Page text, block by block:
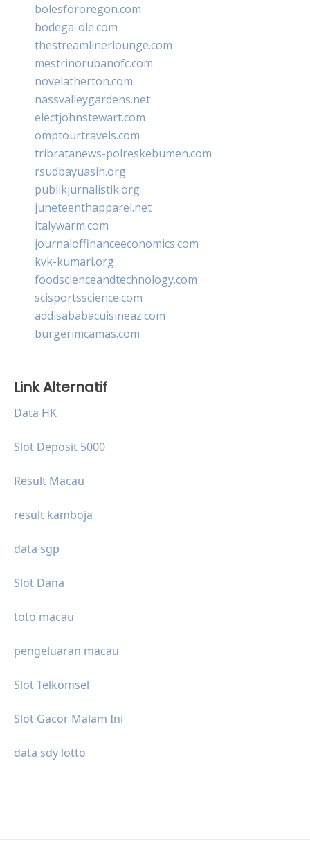
bolesfororegon.com
bodega-ole.com
thestreamlinerlounge.com
mestrinorubanofc.com
novelatherton.com
nassvalleygardens.net
electjohnstewart.com
omptourtravels.com
tribratanews-polreskebumen.com
rsudbayuasih.org
publikjurnalistik.org
juneteenthapparel.net
italywarm.com
journaloffinanceeconomics.com
kvk-kumari.org
foodscienceandtechnology.com
scisportsscience.com
addisababacuisineaz.com
burgerimcamas.com
Link Alternatif
Data HK
Slot Deposit 5000
Result Macau
result kamboja
data sgp
Slot Dana
toto macau
pengeluaran macau
Slot Telkomsel
Slot Gacor Malam Ini
data sdy lotto